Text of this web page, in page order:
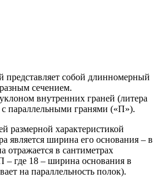
представляет собой длинномерный
сечением.
внутренних граней (литера
параллельными гранями («П»).
размерной характеристикой
является ширина его основания – в
отражается в сантиметрах
– где 18 – ширина основания в
на параллельность полок).